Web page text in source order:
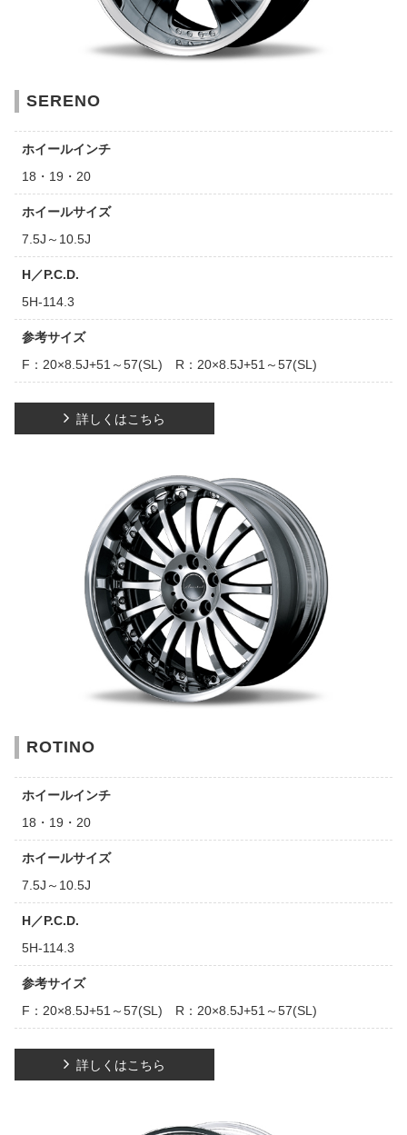
SERENO
ホイールインチ
18・19・20
ホイールサイズ
7.5J～10.5J
H／P.C.D.
5H-114.3
参考サイズ
F：20×8.5J+51～57(SL) R：20×8.5J+51～57(SL)
詳しくはこちら
ROTINO
ホイールインチ
18・19・20
ホイールサイズ
7.5J～10.5J
H／P.C.D.
5H-114.3
参考サイズ
F：20×8.5J+51～57(SL) R：20×8.5J+51～57(SL)
詳しくはこちら